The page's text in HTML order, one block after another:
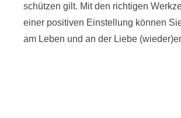
schützen gilt. Mit den richtigen
einer positiven Einstellung können
am Leben und an der Liebe